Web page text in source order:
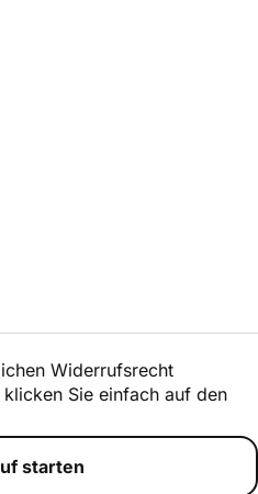
Widerrufsrecht
Sie einfach auf den
starten